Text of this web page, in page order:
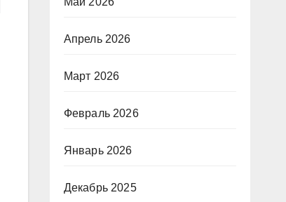
Апрель 2026
Март 2026
Февраль 2026
Январь 2026
Декабрь 2025